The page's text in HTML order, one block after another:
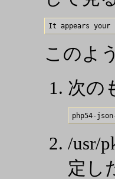
このよ
次の
/usr/
定し